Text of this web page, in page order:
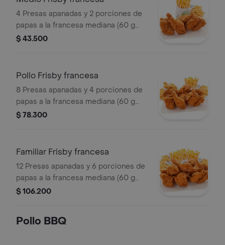
4 Presas apanadas y 2 porciones de
papas a la francesa mediana (60 g
und)
$ 43.500
Pollo Frisby francesa
8 Presas apanadas y 4 porciones de
papas a la francesa mediana (60 g
und)
$ 78.300
Familiar Frisby francesa
12 Presas apanadas y 6 porciones de
papas a la francesa mediana (60 g
und)
$ 106.200
Pollo BBQ